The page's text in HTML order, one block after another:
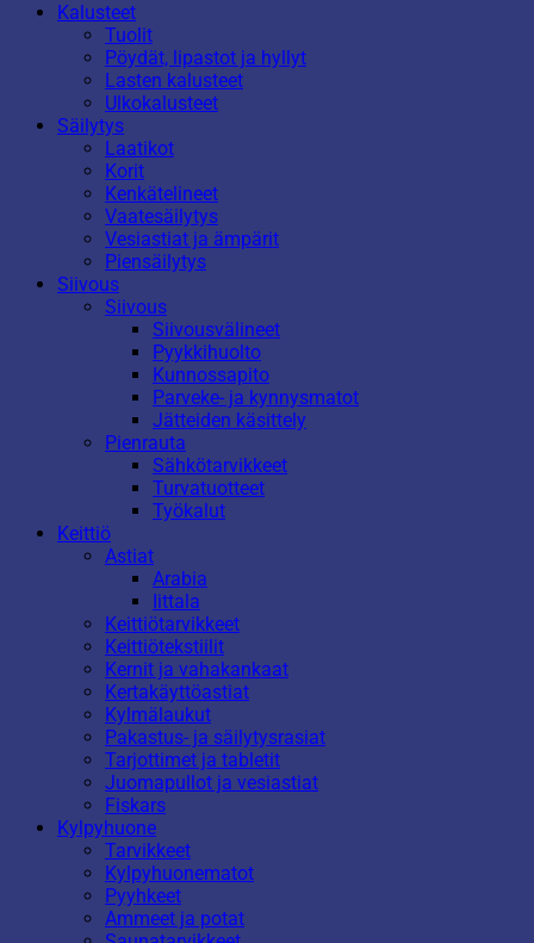
Kalusteet
Tuolit
Pöydät, lipastot ja hyllyt
Lasten kalusteet
Ulkokalusteet
Säilytys
Laatikot
Korit
Kenkätelineet
Vaatesäilytys
Vesiastiat ja ämpärit
Piensäilytys
Siivous
Siivous
Siivousvälineet
Pyykkihuolto
Kunnossapito
Parveke- ja kynnysmatot
Jätteiden käsittely
Pienrauta
Sähkötarvikkeet
Turvatuotteet
Työkalut
Keittiö
Astiat
Arabia
Iittala
Keittiötarvikkeet
Keittiötekstiilit
Kernit ja vahakankaat
Kertakäyttöastiat
Kylmälaukut
Pakastus- ja säilytysrasiat
Tarjottimet ja tabletit
Juomapullot ja vesiastiat
Fiskars
Kylpyhuone
Tarvikkeet
Kylpyhuonematot
Pyyhkeet
Ammeet ja potat